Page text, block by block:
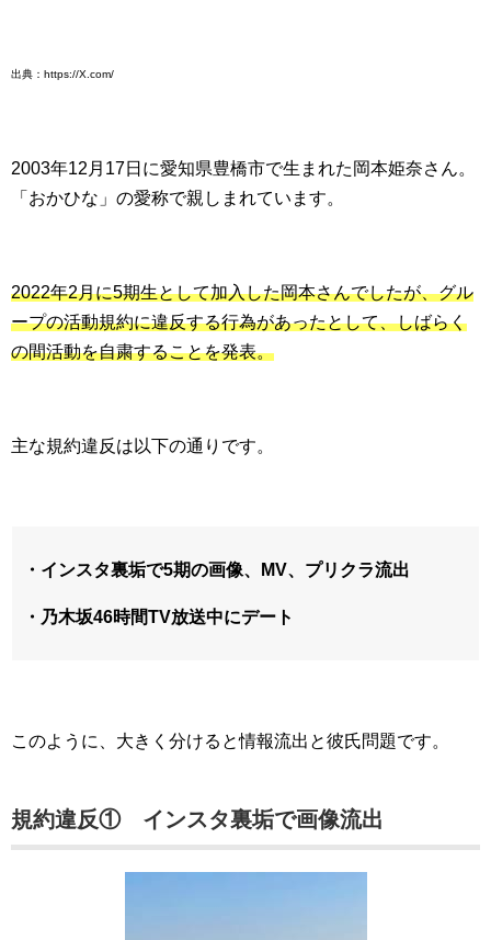
出典：https://X.com/
2003年12月17日に愛知県豊橋市で生まれた岡本姫奈さん。
「おかひな」の愛称で親しまれています。
2022年2月に5期生として加入した岡本さんでしたが、グル
ープの活動規約に違反する行為があったとして、しばらく
の間活動を自粛することを発表。
主な規約違反は以下の通りです。
・インスタ裏垢で5期の画像、MV、プリクラ流出
・乃木坂46時間TV放送中にデート
このように、大きく分けると情報流出と彼氏問題です。
規約違反① インスタ裏垢で画像流出